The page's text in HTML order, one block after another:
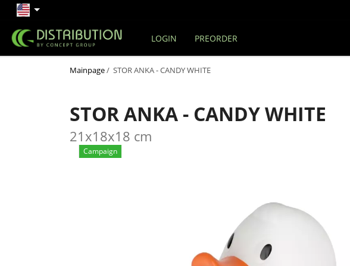
LOGIN PREORDER
Mainpage/ STOR ANKA - CANDY WHITE
STOR ANKA - CANDY WHITE
21x18x18 cm
Campaign